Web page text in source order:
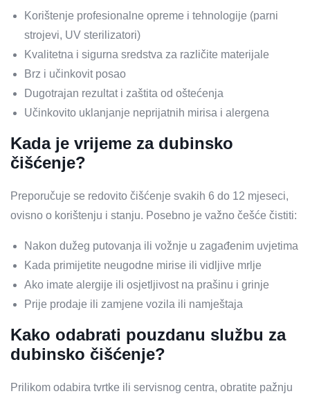
Korištenje profesionalne opreme i tehnologije (parni
strojevi, UV sterilizatori)
Kvalitetna i sigurna sredstva za različite materijale
Brz i učinkovit posao
Dugotrajan rezultat i zaštita od oštećenja
Učinkovito uklanjanje neprijatnih mirisa i alergena
Kada je vrijeme za dubinsko
čišćenje?
Preporučuje se redovito čišćenje svakih 6 do 12 mjeseci,
ovisno o korištenju i stanju. Posebno je važno češće čistiti:
Nakon dužeg putovanja ili vožnje u zagađenim uvjetima
Kada primijetite neugodne mirise ili vidljive mrlje
Ako imate alergije ili osjetljivost na prašinu i grinje
Prije prodaje ili zamjene vozila ili namještaja
Kako odabrati pouzdanu službu za
dubinsko čišćenje?
Prilikom odabira tvrtke ili servisnog centra, obratite pažnju